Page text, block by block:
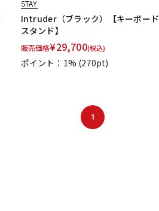
STAY
Intruder（ブラック）【キーボード
スタンド】
販売価格¥29,700(税込)
ポイント：1% (270pt)
1